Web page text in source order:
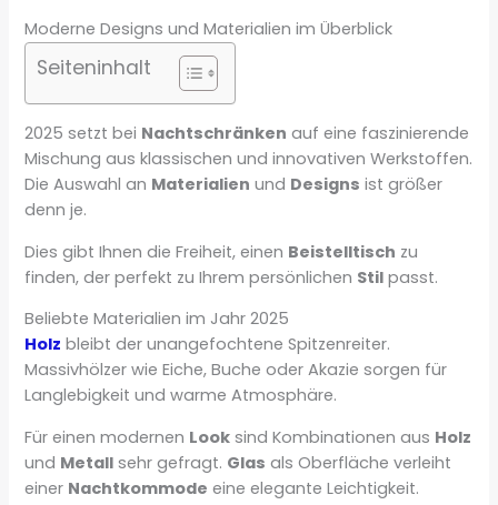
Moderne Designs und Materialien im Überblick
Seiteninhalt
2025 setzt bei Nachtschränken auf eine faszinierende
Mischung aus klassischen und innovativen Werkstoffen.
Die Auswahl an Materialien und Designs ist größer
denn je.
Dies gibt Ihnen die Freiheit, einen Beistelltisch zu
finden, der perfekt zu Ihrem persönlichen Stil passt.
Beliebte Materialien im Jahr 2025
Holz bleibt der unangefochtene Spitzenreiter.
Massivhölzer wie Eiche, Buche oder Akazie sorgen für
Langlebigkeit und warme Atmosphäre.
Für einen modernen Look sind Kombinationen aus Holz
und Metall sehr gefragt. Glas als Oberfläche verleiht
einer Nachtkommode eine elegante Leichtigkeit.